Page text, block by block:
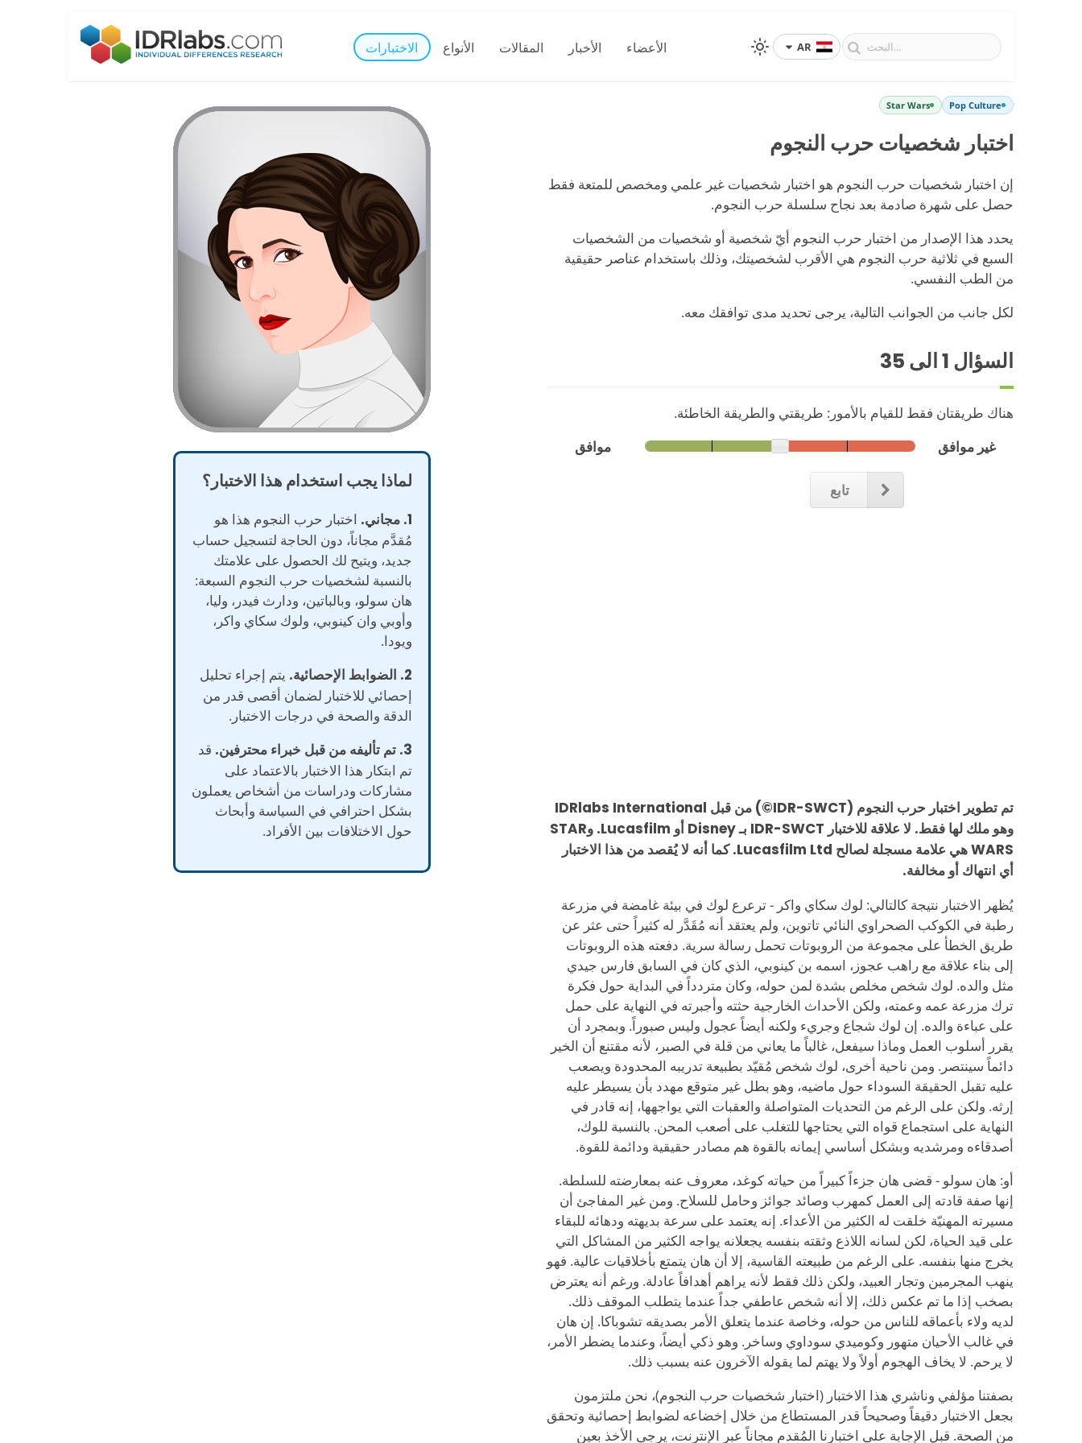
الاختبارات الأنواع المقالات الأخبار الأعضاء AR
Pop Culture
Star Wars
اختبار شخصيات حرب النجوم
إن اختبار شخصيات حرب النجوم هو اختبار شخصيات غير علمي ومخصص للمتعة فقط
حصل على شهرة صادمة بعد نجاح سلسلة حرب النجوم.
يحدد هذا الإصدار من اختبار حرب النجوم أيّ شخصية أو شخصيات من الشخصيات
السبع في ثلاثية حرب النجوم هي الأقرب لشخصيتك، وذلك باستخدام عناصر حقيقية
من الطب النفسي.
لكل جانب من الجوانب التالية، يرجى تحديد مدى توافقك معه.
السؤال 1الى 35
هناك طريقتان فقط للقيام بالأمور: طريقتي والطريقة الخاطئة.
غير موافق
موافق
تابع
تم تطوير اختبار حرب النجوم (IDR-SWCT©) من قبل IDRlabs International
وهو ملك لها فقط. لا علاقة للاختبار IDR-SWCT بـ Disney أو Lucasfilm. وSTAR
WARS هي علامة مسجلة لصالح Lucasfilm Ltd. كما أنه لا يُقصد من هذا الاختبار
أي انتهاك أو مخالفة.
يُظهر الاختبار نتيجة كالتالي: لوك سكاي واكر - ترعرع لوك في بيئة غامضة في مزرعة
رطبة في الكوكب الصحراوي النائي تاتوين، ولم يعتقد أنه مُقَدَّر له كثيراً حتى عثر عن
طريق الخطأ على مجموعة من الروبوتات تحمل رسالة سرية. دفعته هذه الروبوتات
إلى بناء علاقة مع راهب عجوز، اسمه بن كينوبي، الذي كان في السابق فارس جيدي
مثل والده. لوك شخص مخلص بشدة لمن حوله، وكان متردداً في البداية حول فكرة
ترك مزرعة عمه وعمته، ولكن الأحداث الخارجية حثته وأجبرته في النهاية على حمل
على عباءة والده. إن لوك شجاع وجريء ولكنه أيضاً عجول وليس صبوراً. وبمجرد أن
يقرر أسلوب العمل وماذا سيفعل، غالباً ما يعاني من قلة في الصبر، لأنه مقتنع أن الخير
دائماً سينتصر. ومن ناحية أخرى، لوك شخص مُقيّد بطبيعة تدريبه المحدودة ويصعب
عليه تقبل الحقيقة السوداء حول ماضيه، وهو بطل غير متوقع مهدد بأن يسيطر عليه
إرثه. ولكن على الرغم من التحديات المتواصلة والعقبات التي يواجهها، إنه قادر في
النهاية على استجماع قواه التي يحتاجها للتغلب على أصعب المحن. بالنسبة للوك،
أصدقاءه ومرشديه وبشكل أساسي إيمانه بالقوة هم مصادر حقيقية ودائمة للقوة.
أو: هان سولو - قضى هان جزءاً كبيراً من حياته كوغد، معروف عنه بمعارضته للسلطة.
إنها صفة قادته إلى العمل كمهرب وصائد جوائز وحامل للسلاح. ومن غير المفاجئ أن
مسيرته المهنيّة خلقت له الكثير من الأعداء. إنه يعتمد على سرعة بديهته ودهائه للبقاء
على قيد الحياة، لكن لسانه اللاذع وثقته بنفسه يجعلانه يواجه الكثير من المشاكل التي
يخرج منها بنفسه. على الرغم من طبيعته القاسية، إلا أن هان يتمتع بأخلاقيات عالية. فهو
ينهب المجرمين وتجار العبيد، ولكن ذلك فقط لأنه يراهم أهدافاً عادلة. ورغم أنه يعترض
بصخب إذا ما تم عكس ذلك، إلا أنه شخص عاطفي جداً عندما يتطلب الموقف ذلك.
لديه ولاء بأعماقه للناس من حوله، وخاصة عندما يتعلق الأمر بصديقه تشوباكا. إن هان
في غالب الأحيان متهور وكوميدي سوداوي وساخر. وهو ذكي أيضاً، وعندما يضطر الأمر،
لا يرحم. لا يخاف الهجوم أولاً ولا يهتم لما يقوله الآخرون عنه بسبب ذلك.
بصفتنا مؤلفي وناشري هذا الاختبار (اختبار شخصيات حرب النجوم)، نحن ملتزمون
بجعل الاختبار دقيقاً وصحيحاً قدر المستطاع من خلال إخضاعه لضوابط إحصائية وتحقق
من الصحة. قبل الإجابة على اختبارنا المُقدم مجاناً عبر الإنترنت، يرجى الأخذ بعين
لماذا يجب استخدام هذا الاختبار؟
1. مجاني.
اختبار حرب النجوم هذا هو
مُقدَّم مجاناً، دون الحاجة لتسجيل حساب
جديد، ويتيح لك الحصول على علامتك
بالنسبة لشخصيات حرب النجوم السبعة:
هان سولو، وبالباتين، ودارث فيدر، وليا،
وأوبي وان كينوبي، ولوك سكاي واكر،
ويودا.
2. الضوابط الإحصائية.
يتم إجراء تحليل
إحصائي للاختبار لضمان أقصى قدر من
الدقة والصحة في درجات الاختبار.
3. تم تأليفه من قبل خبراء محترفين.
قد
تم ابتكار هذا الاختبار بالاعتماد على
مشاركات ودراسات من أشخاص يعملون
بشكل احترافي في السياسة وأبحاث
حول الاختلافات بين الأفراد.